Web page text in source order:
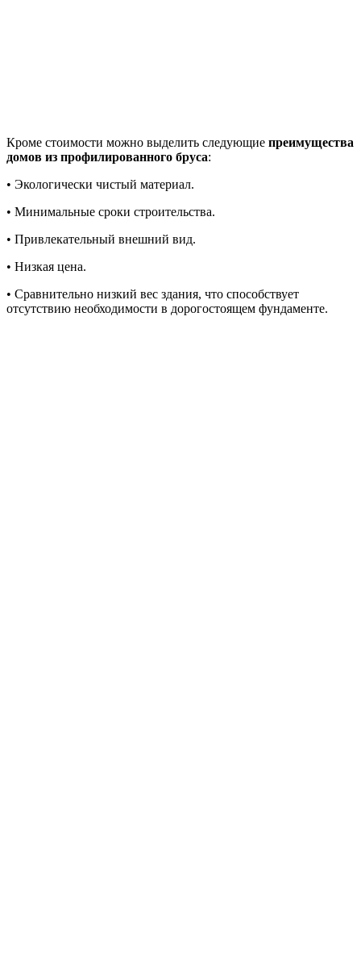
Кроме стоимости можно выделить следующие преимущества
домов из профилированного бруса:
• Экологически чистый материал.
• Минимальные сроки строительства.
• Привлекательный внешний вид.
• Низкая цена.
• Сравнительно низкий вес здания, что способствует
отсутствию необходимости в дорогостоящем фундаменте.